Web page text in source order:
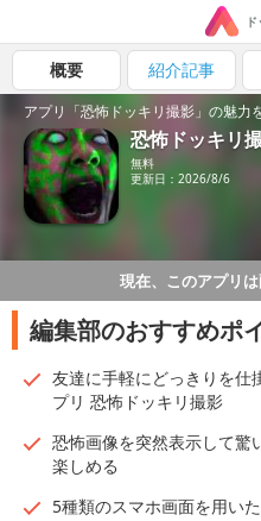
概要 紹介記事
アプリ「恐怖ドッキリ撮影」の魅力
恐怖ドッキリ
無料
更新日：2026/8/6
現在、このアプリは
編集部のおすすめポ
友達に手軽にどっきりを仕
プリ 恐怖ドッキリ撮影
恐怖画像を突然表示して驚
楽しめる
5種類のスマホ画面を用い